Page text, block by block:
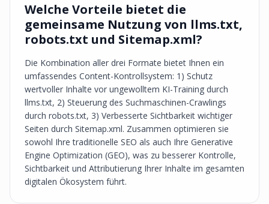
Welche Vorteile bietet die
gemeinsame Nutzung von llms.txt,
robots.txt und Sitemap.xml?
Die Kombination aller drei Formate bietet Ihnen ein
umfassendes Content-Kontrollsystem: 1) Schutz
wertvoller Inhalte vor ungewolltem KI-Training durch
llms.txt, 2) Steuerung des Suchmaschinen-Crawlings
durch robots.txt, 3) Verbesserte Sichtbarkeit wichtiger
Seiten durch Sitemap.xml. Zusammen optimieren sie
sowohl Ihre traditionelle SEO als auch Ihre Generative
Engine Optimization (GEO), was zu besserer Kontrolle,
Sichtbarkeit und Attributierung Ihrer Inhalte im gesamten
digitalen Ökosystem führt.